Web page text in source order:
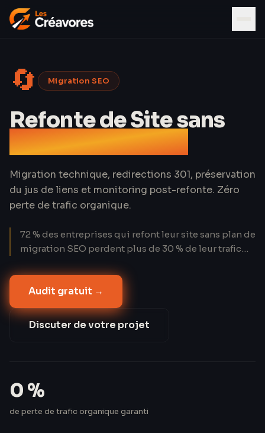
🔄 Migration SEO
Refonte de Site sans
Perdre votre SEO
Migration technique, redirections 301, préservation
du jus de liens et monitoring post-refonte. Zéro
perte de trafic organique.
72 % des entreprises qui refont leur site sans plan de
migration SEO perdent plus de 30 % de leur trafic
10 000 visites/mois à 3 € le clic moyen, c'est 9 000 €
de valeur organique qui disparaît chaque mois.
Notre méthode garantit zéro perte de trafic — avec
une hausse moyenne de 35 % en 6 mois.
Audit gratuit →
Discuter de votre projet
0 %
de perte de trafic organique garanti